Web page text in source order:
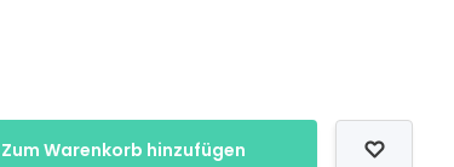
Zum Warenkorb hinzufügen